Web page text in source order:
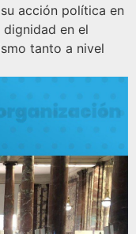
acción política en
en el
tanto a nivel